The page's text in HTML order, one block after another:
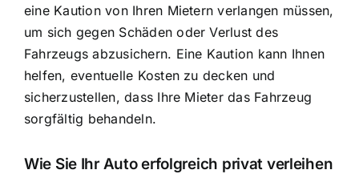
eine Kaution von Ihren Mietern verlangen müssen,
um sich gegen Schäden oder Verlust des
Fahrzeugs abzusichern. Eine Kaution kann Ihnen
helfen, eventuelle Kosten zu decken und
sicherzustellen, dass Ihre Mieter das Fahrzeug
sorgfältig behandeln.
Wie Sie Ihr Auto erfolgreich privat verleihen